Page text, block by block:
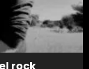
rock